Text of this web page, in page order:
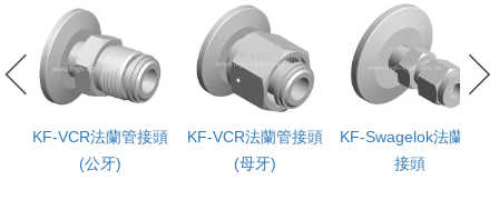
KF-VCR法蘭管接頭
(公牙)
KF-VCR法蘭管接頭
(母牙)
KF-Swagelok法蘭管
接頭